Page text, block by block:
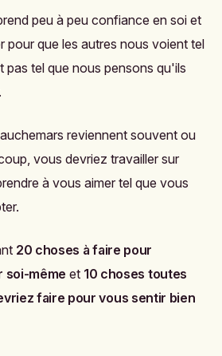
peu à peu confiance en soi et
pour que les autres nous voient tel
pas tel que nous pensons qu'ils
reviennent souvent ou
vous devriez travailler sur
à vous aimer tel que vous
20 choses à faire pour
soi-même et 10 choses toutes
faire pour vous sentir bien